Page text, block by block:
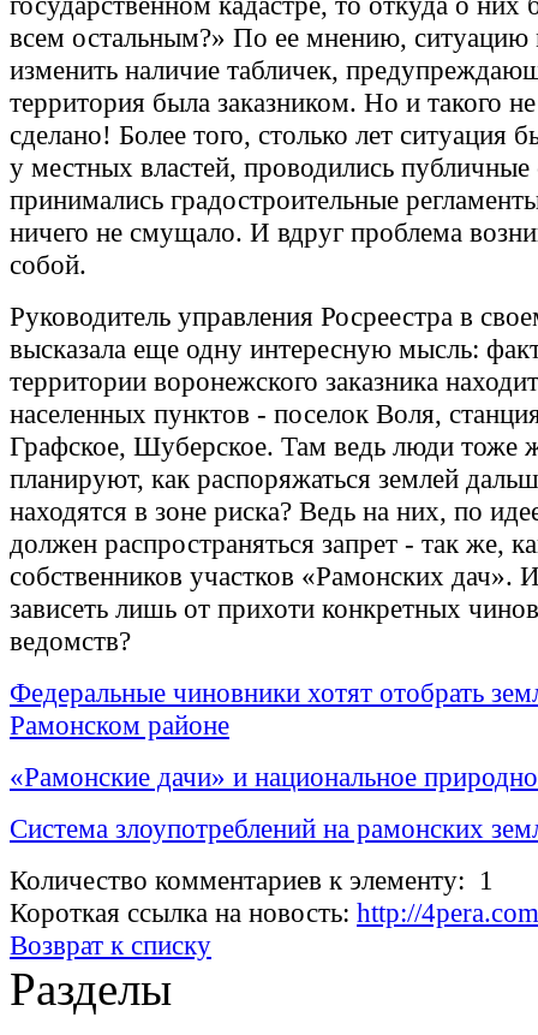
всем остальным?» По ее мнению, ситуацию
изменить наличие табличек,
территория была заказником. Но и такого
сделано! Более того, столько лет ситуация
у местных властей, проводились
принимались градостроительные
ничего не смущало. И вдруг проблема
собой.
Руководитель управления Росреестра в
высказала еще одну интересную мысль:
территории воронежского заказника
населенных пунктов - поселок Воля,
Графское, Шуберское. Там ведь люди тоже
планируют, как распоряжаться землей
находятся в зоне риска? Ведь на них, по
должен распространяться запрет - так же,
собственников участков «Рамонских дач».
зависеть лишь от прихоти конкретных
ведомств?
Федеральные чиновники хотят отобрать
Рамонском районе
«Рамонские дачи» и национальное
Система злоупотреблений на рамонских
Количество комментариев к элементу: 1
Короткая ссылка на новость: http://
Возврат к списку
Разделы